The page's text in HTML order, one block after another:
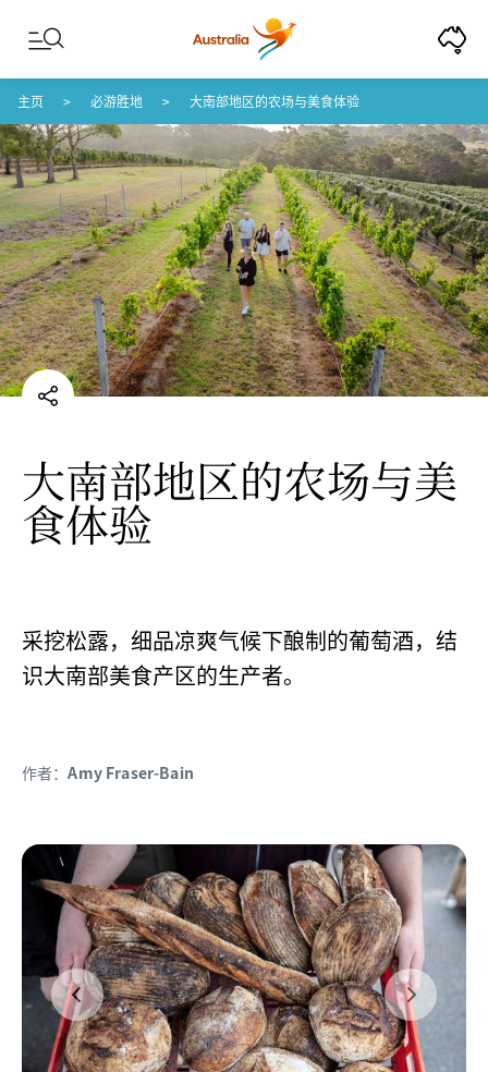
Skip to content
Skip to footer navigation
主页 必游胜地 大南部地区的农场与美食体验
大南部地区的农场与美
食体验
采挖松露，细品凉爽气候下酿制的葡萄酒，结
识大南部美食产区的生产者。
作者：Amy Fraser-Bain